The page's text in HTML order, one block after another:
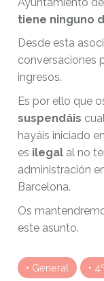
tiene ninguno
Desde esta
conversaciones
ingresos.
Es por ello que
suspendáis
hayáis iniciado
es ilegal al no
administración
Barcelona.
Os
este asunto.
General